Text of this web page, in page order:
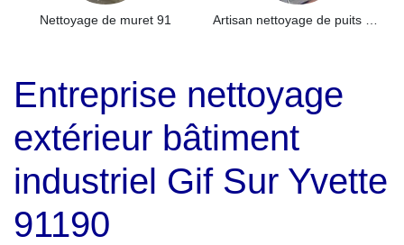
Nettoyage de muret 91
Entreprise nettoyage
extérieur bâtiment
industriel Gif Sur Yvette
91190